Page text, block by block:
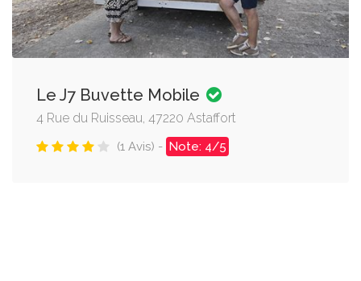
Le J7 Buvette Mobile
4 Rue du Ruisseau, 47220 Astaffort
(1 Avis) - Note: 4/5